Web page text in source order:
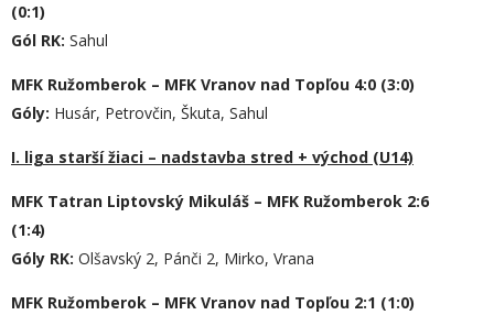
(0:1)
Gól RK: Sahul
MFK Ružomberok – MFK Vranov nad Topľou 4:0 (3:0)
Góly: Husár, Petrovčin, Škuta, Sahul
I. liga starší žiaci – nadstavba stred + východ (U14)
MFK Tatran Liptovský Mikuláš – MFK Ružomberok 2:6
(1:4)
Góly RK: Olšavský 2, Pánči 2, Mirko, Vrana
MFK Ružomberok – MFK Vranov nad Topľou 2:1 (1:0)